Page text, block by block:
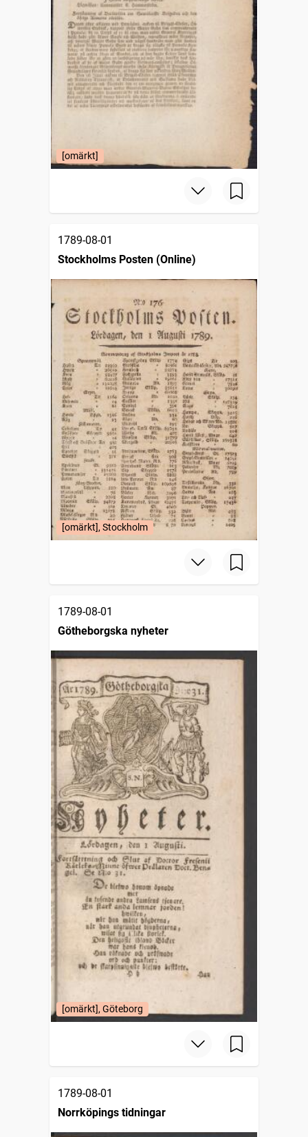
[omärkt]
1789-08-01
Stockholms Posten (Online)
[omärkt], Stockholm
1789-08-01
Götheborgska nyheter
[omärkt], Göteborg
1789-08-01
Norrköpings tidningar